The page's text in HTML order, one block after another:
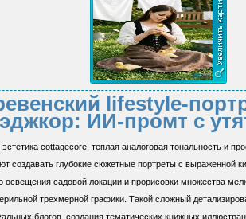
lifestyle-
ИИ-промт с
cottagecore, теплая аналоговая тональность и
создавать глубокие сюжетные портреты с выраженной
освещения садовой локации и прорисовки множества
трехмерной графики. Такой сложный
блогов, создания тематических книжных